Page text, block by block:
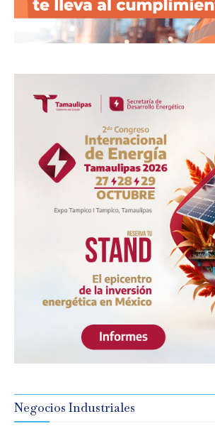
Negocios Industriales